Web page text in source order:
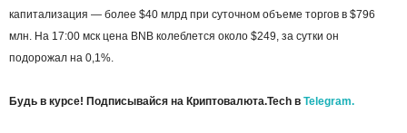
капитализация — более $40 млрд при суточном объеме торгов в $796
млн. На 17:00 мск цена BNB колеблется около $249, за сутки он
подорожал на 0,1%.
Будь в курсе! Подписывайся на Криптовалюта.Tech в Telegram.